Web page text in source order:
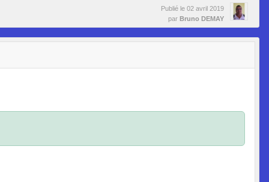
Publié le 02 avril 2019
par Bruno DEMAY